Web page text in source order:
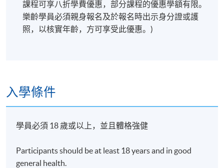
課程可享八折學費優惠，部分課程的優惠學額有限。
樂齡學員必須親身報名及於報名時出示身分證或護
照，以核實年齡，方可享受此優惠。)
入學條件
學員必須 18 歲或以上，並且體格強健
Participants should be at least 18 years and in good
general health.